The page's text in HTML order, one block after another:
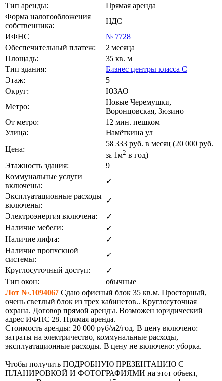
Тип аренды:
Прямая аренда
Форма налогообложения
собственника:
НДС
ИФНС
№ 7728
Обеспечительный платеж:
2 месяца
Площадь:
35 кв. м
Тип здания:
Бизнес центры класса C
Этаж:
5
Округ:
ЮЗАО
Метро:
Новые Черемушки,
Воронцовская, Зюзино
От метро:
12 мин. пешком
Улица:
Намёткина ул
Цена:
58 333 руб. в месяц (20 000 руб.
за 1м2 в год)
Этажность здания:
9
Коммунальные услуги
включены:
✓
Эксплуатационные расходы
включены:
✓
Электроэнергия включена:
✓
Наличие мебели:
✓
Наличие лифта:
✓
Наличие пропускной
системы:
✓
Круглосуточный доступ:
✓
Тип окон:
обычные
Лот №.1094067 Сдаю офисный блок 35 кв.м. Просторный,
очень светлый блок из трех кабинетов.. Круглосуточная
охрана. Договор прямой аренды. Возможен юридический
адрес ИФНС 28. Прямая аренда.
Стоимость аренды: 20 000 руб/м2/год. В цену включено:
затраты на электричество, коммунальные расходы,
эксплуатационные расходы. В цену не включено: уборка.
Чтобы получить ПОДРОБНУЮ ПРЕЗЕНТАЦИЮ С
ПЛАНИРОВКОЙ И ФОТОГРАФИЯМИ на этот объект,